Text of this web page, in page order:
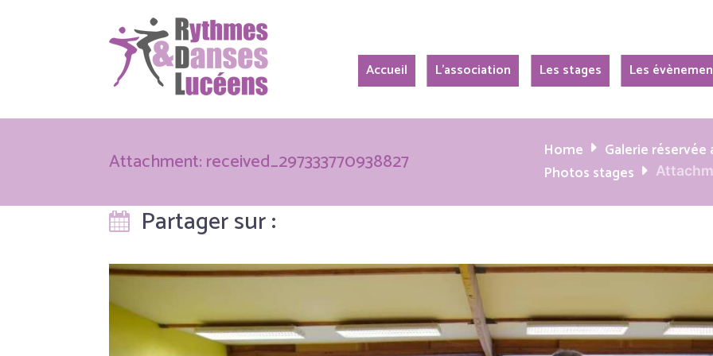
Accueil L’association Les stages Les
Attachment: received_297333770938827 Home Galerie
Photos stages
Partager sur :